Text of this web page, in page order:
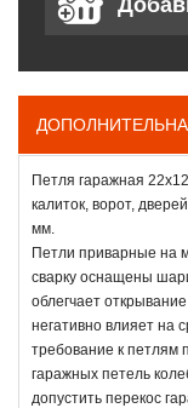
Петля гаражная
калиток, ворот,
мм.
Петли приварные на
сварку оснащены
облегчает
негативно влияет на
требование к петлям
гаражных петель
допустить перекос